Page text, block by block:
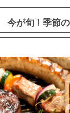
今が旬！季節